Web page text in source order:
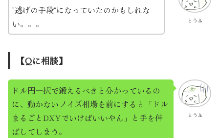
とうふ
”逃げの手段”になっていたのかもしれな
い。。。
【Qに相談】
とうふ
ドル円一択で鍛えるべきと分かっているの
に、動かないノイズ相場を前にすると「ドル
まるごとDXYでいけばいいやん」と手を伸
ばしてしまう。